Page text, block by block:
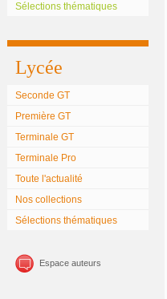
Sélections thématiques
Lycée
Seconde GT
Première GT
Terminale GT
Terminale Pro
Toute l'actualité
Nos collections
Sélections thématiques
Espace auteurs